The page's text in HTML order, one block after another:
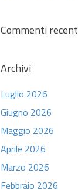
Commenti
Archivi
Luglio 2026
Giugno 2026
Maggio 2026
Aprile 2026
Marzo 2026
Febbraio 2026